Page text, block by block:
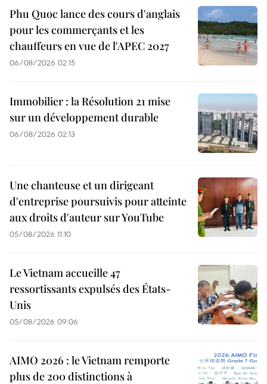
Phu Quoc lance des cours d'anglais
pour les commerçants et les
chauffeurs en vue de l'APEC 2027
06/08/2026 02:15
Immobilier : la Résolution 21 mise
sur un développement durable
06/08/2026 02:13
Une chanteuse et un dirigeant
d'entreprise poursuivis pour atteinte
aux droits d'auteur sur YouTube
05/08/2026 11:10
Le Vietnam accueille 47
ressortissants expulsés des États-
Unis
05/08/2026 09:06
AIMO 2026 : le Vietnam remporte
plus de 200 distinctions à